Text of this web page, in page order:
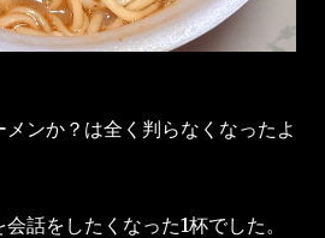
ンか？は全く判らなくなったよ
話をしたくなった1杯でした。